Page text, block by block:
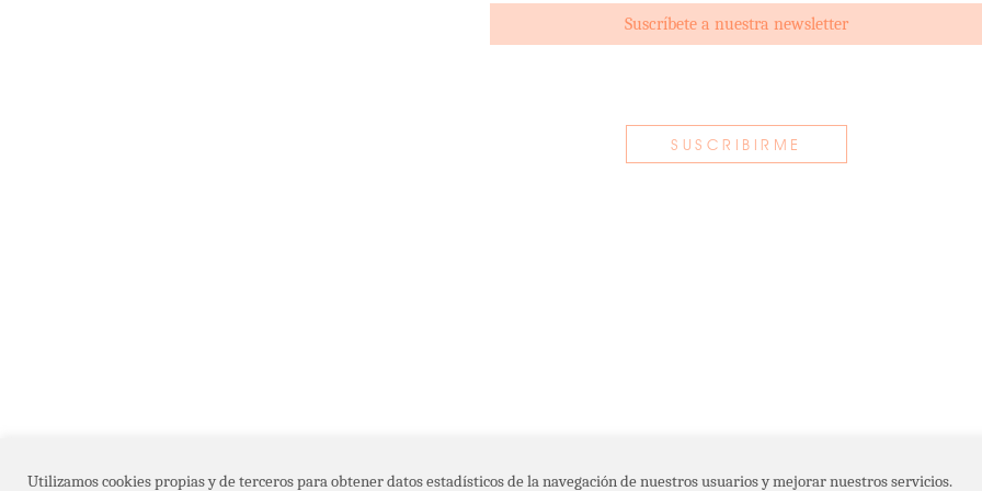
f
ABOUT NEWS FAQ RSS MI CUENTA AVISO LEGAL CONTACTO
Utilizamos cookies propias y de terceros para obtener datos estadísticos de la navegación de nuestros usuarios y mejorar nuestros servicios.